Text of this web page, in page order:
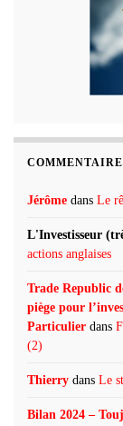
Jérôme dans Le
L'Investisseur
actions anglaises
Trade Republic
piège pour
Particulier dans
(2)
Thierry dans Le
Bilan 2024 –